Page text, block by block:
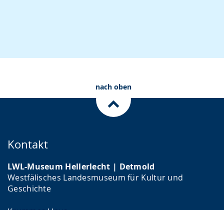
nach oben
Kontakt
LWL-Museum Hellerlecht | Detmold
Westfälisches Landesmuseum für Kultur und
Geschichte